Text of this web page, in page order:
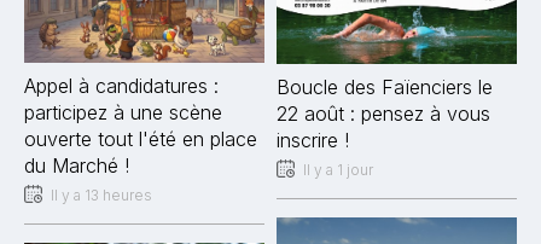
Appel à candidatures :
participez à une scène
ouverte tout l'été en place
du Marché !
Il y a 13 heures
Boucle des Faïenciers le
22 août : pensez à vous
inscrire !
Il y a 1 jour